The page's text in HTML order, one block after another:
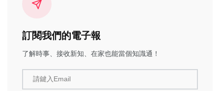
訂閱我們的電子報
了解時事、接收新知、在家也能當個知識通！
請鍵入Email